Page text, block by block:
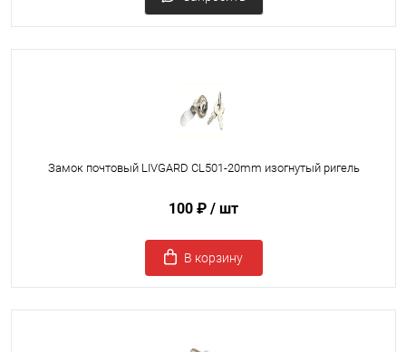
Замок почтовый LIVGARD CL501-20mm изогнутый ригель
100 ₽ / шт
В корзину